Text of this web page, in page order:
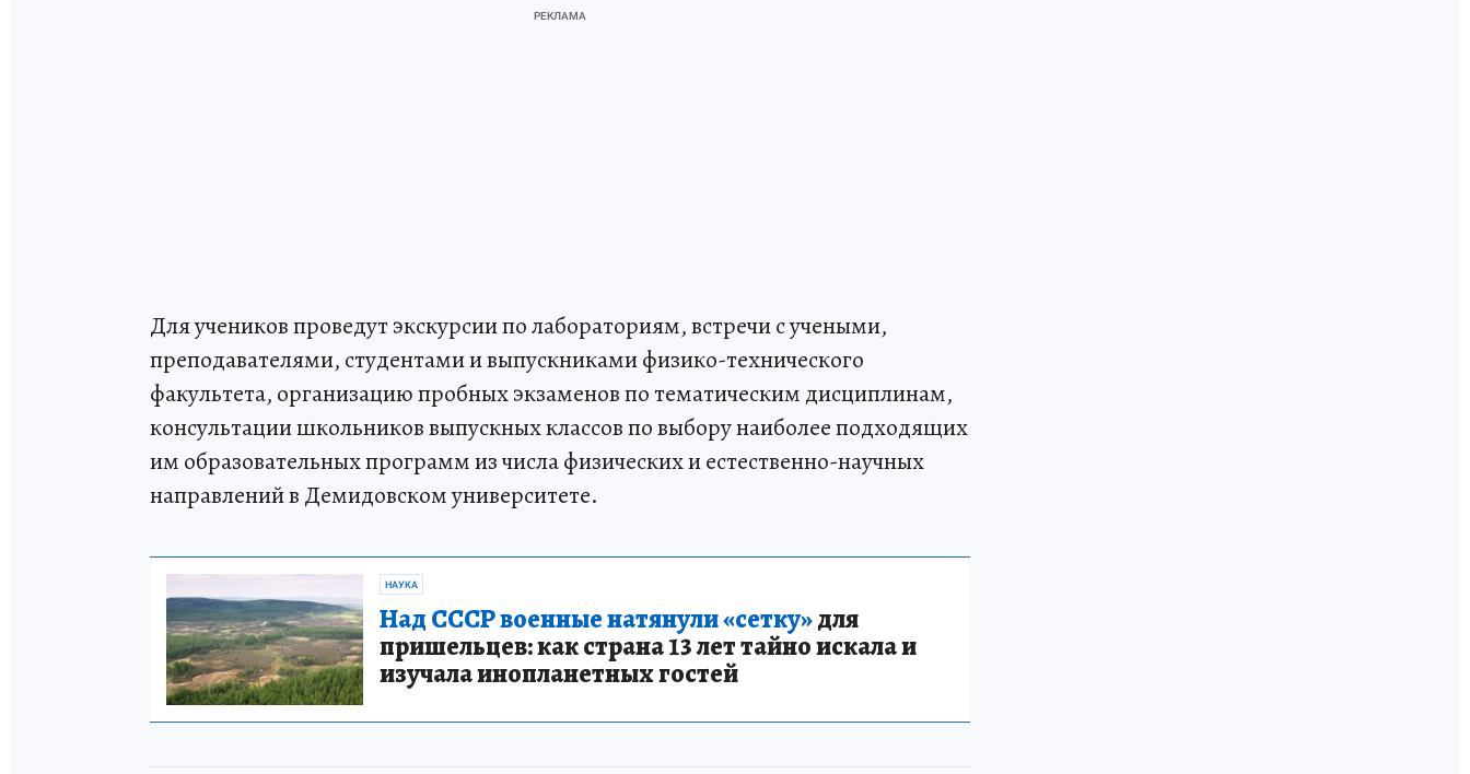
Для учеников проведут экскурсии по лабораториям, встречи с учеными,
преподавателями, студентами и выпускниками физико-технического
факультета, организацию пробных экзаменов по тематическим дисциплинам,
консультации школьников выпускных классов по выбору наиболее подходящих
им образовательных программ из числа физических и естественно-научных
направлений в Демидовском университете.
НАУКА
Над СССР военные натянули «сетку»для
пришельцев: как страна 13 лет тайно искала и
изучала инопланетных гостей